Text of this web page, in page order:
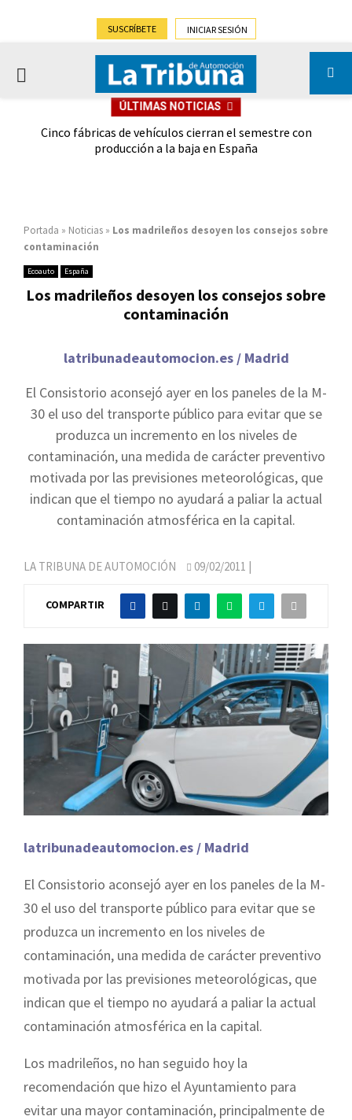
SUSCRÍBETE INICIAR SESIÓN
PRIMARY
ÚLTIMAS NOTICIAS
Cinco fábricas de vehículos cierran el semestre con
producción a la baja en España
Portada » Noticias » Los madrileños desoyen los consejos sobre
contaminación
Ecoauto España
Los madrileños desoyen los consejos sobre
contaminación
latribunadeautomocion.es / Madrid
El Consistorio aconsejó ayer en los paneles de la M-
30 el uso del transporte público para evitar que se
produzca un incremento en los niveles de
contaminación, una medida de carácter preventivo
motivada por las previsiones meteorológicas, que
indican que el tiempo no ayudará a paliar la actual
contaminación atmosférica en la capital.
LA TRIBUNA DE AUTOMOCIÓN 09/02/2011 |
COMPARTIR
latribunadeautomocion.es / Madrid
El Consistorio aconsejó ayer en los paneles de la M-
30 el uso del transporte público para evitar que se
produzca un incremento en los niveles de
contaminación, una medida de carácter preventivo
motivada por las previsiones meteorológicas, que
indican que el tiempo no ayudará a paliar la actual
contaminación atmosférica en la capital.
Los madrileños, no han seguido hoy la
recomendación que hizo el Ayuntamiento para
evitar una mayor contaminación, principalmente de